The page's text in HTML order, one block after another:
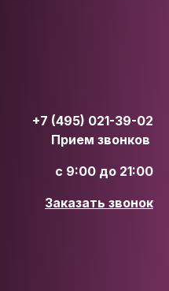
+7 (495) 021-39-02
Прием звонков
с 9:00 до 21:00
Заказать звонок